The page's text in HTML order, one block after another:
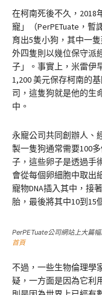
在柯南死後不久，2018
寵」（PerPETuate，
育出5隻小狗，其中一
外四隻則以幾位保守派
子」。事實上，米雷伊
1,200 美元保存柯南的
司，這隻狗就是他的生
中。
永寵公司共同創辦人、
製一隻狗通常需要100
子，這些卵子是透過手
會從每個卵細胞中取出
寵物DNA插入其中，接
胎，最後將其中10到15
PerPETuate公司網站上大篇
首頁
不過，一些生物倫理學
疑，一方面是因為它利